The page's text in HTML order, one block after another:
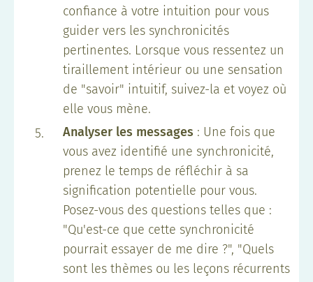
confiance à votre intuition pour vous
guider vers les synchronicités
pertinentes. Lorsque vous ressentez un
tiraillement intérieur ou une sensation
de "savoir" intuitif, suivez-la et voyez où
elle vous mène.
Analyser les messages : Une fois que
vous avez identifié une synchronicité,
prenez le temps de réfléchir à sa
signification potentielle pour vous.
Posez-vous des questions telles que :
"Qu'est-ce que cette synchronicité
pourrait essayer de me dire ?", "Quels
sont les thèmes ou les leçons récurrents